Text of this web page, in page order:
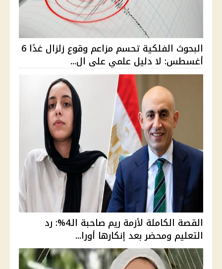
البحوث الفلكية تحسم مزاعم وقوع زلزال غدًا 6
أغسطس: لا دليل علمي على ال...
القصة الكاملة لأزمة ريم صاحبة الـ4%: رد
التعليم ومحضر بعد إنكارها أورا...